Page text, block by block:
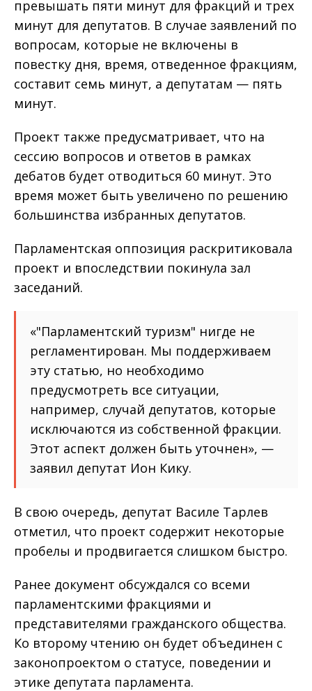
превышать пяти минут для фракций и трех
минут для депутатов. В случае заявлений по
вопросам, которые не включены в
повестку дня, время, отведенное фракциям,
составит семь минут, а депутатам — пять
минут.
Проект также предусматривает, что на
сессию вопросов и ответов в рамках
дебатов будет отводиться 60 минут. Это
время может быть увеличено по решению
большинства избранных депутатов.
Парламентская оппозиция раскритиковала
проект и впоследствии покинула зал
заседаний.
«"Парламентский туризм" нигде не
регламентирован. Мы поддерживаем
эту статью, но необходимо
предусмотреть все ситуации,
например, случай депутатов, которые
исключаются из собственной фракции.
Этот аспект должен быть уточнен», —
заявил депутат Ион Кику.
В свою очередь, депутат Василе Тарлев
отметил, что проект содержит некоторые
пробелы и продвигается слишком быстро.
Ранее документ обсуждался со всеми
парламентскими фракциями и
представителями гражданского общества.
Ко второму чтению он будет объединен с
законопроектом о статусе, поведении и
этике депутата парламента.